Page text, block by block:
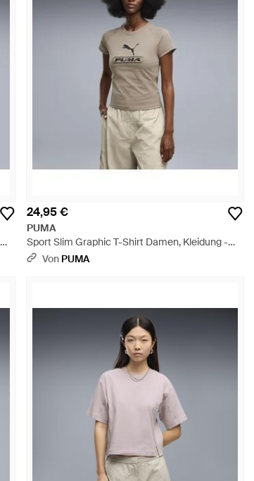
24,95 €
PUMA
Sport Slim Graphic T-Shirt Damen, Kleidung -
Natur
Von PUMA